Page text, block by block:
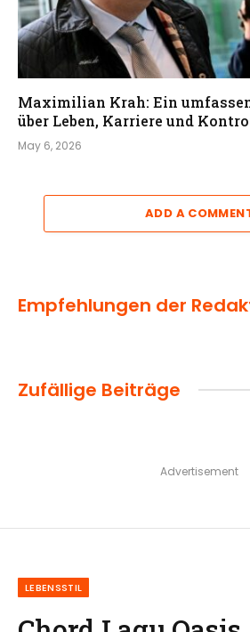
Maximilian Krah: Ein
über Leben, Karriere und
May 6, 2026
ADD A
Empfehlungen der
Zufällige Beiträge
Advertisement
LEBENSSTIL